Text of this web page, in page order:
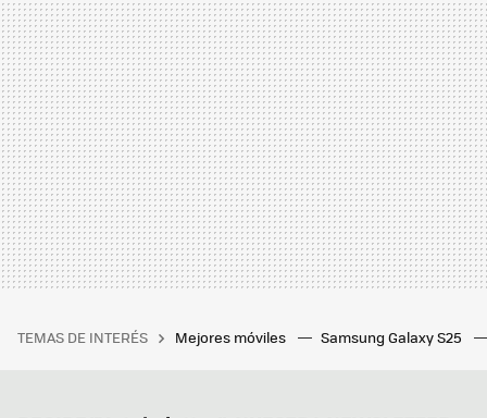
TEMAS DE INTERÉS Mejores móviles Samsung Galaxy S25